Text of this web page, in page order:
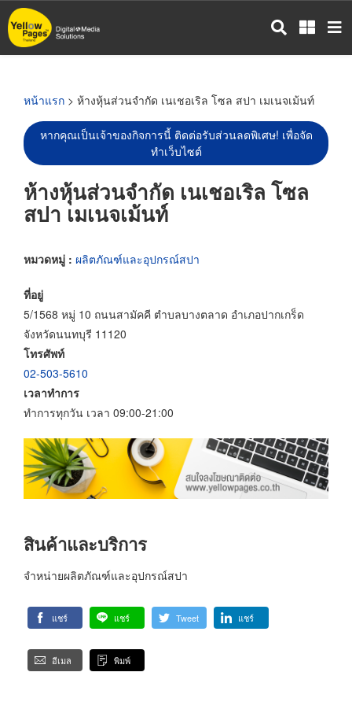
ข้าม
ไป
หน้าแรก > ห้างหุ้นส่วนจำกัด เนเชอเริล โซล สปา เมเนจเม้นท์
หากคุณเป็นเจ้าของกิจการนี้ ติดต่อรับส่วนลดพิเศษ! เพื่อจัด
ทำเว็บไซต์
ห้างหุ้นส่วนจำกัด เนเชอเริล โซล
สปา เมเนจเม้นท์
หมวดหมู่ : ผลิตภัณฑ์และอุปกรณ์สปา
ที่อยู่
5/1568 หมู่ 10 ถนนสามัคคี ตำบลบางตลาด อำเภอปากเกร็ด
จังหวัดนนทบุรี 11120
โทรศัพท์
02-503-5610
เวลาทำการ
ทำการทุกวัน เวลา 09:00-21:00
สินค้าและบริการ
จำหน่ายผลิตภัณฑ์และอุปกรณ์สปา
แชร์ แชร์ Tweet แชร์
อีเมล พิมพ์